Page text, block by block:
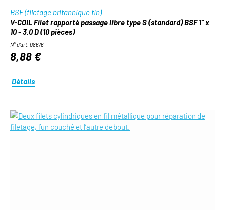
BSF (filetage britannique fin)
V-COIL Filet rapporté passage libre type S (standard) BSF 1" x
10 - 3.0 D (10 pièces)
N° d'art. 08676
8,88 €
Détails